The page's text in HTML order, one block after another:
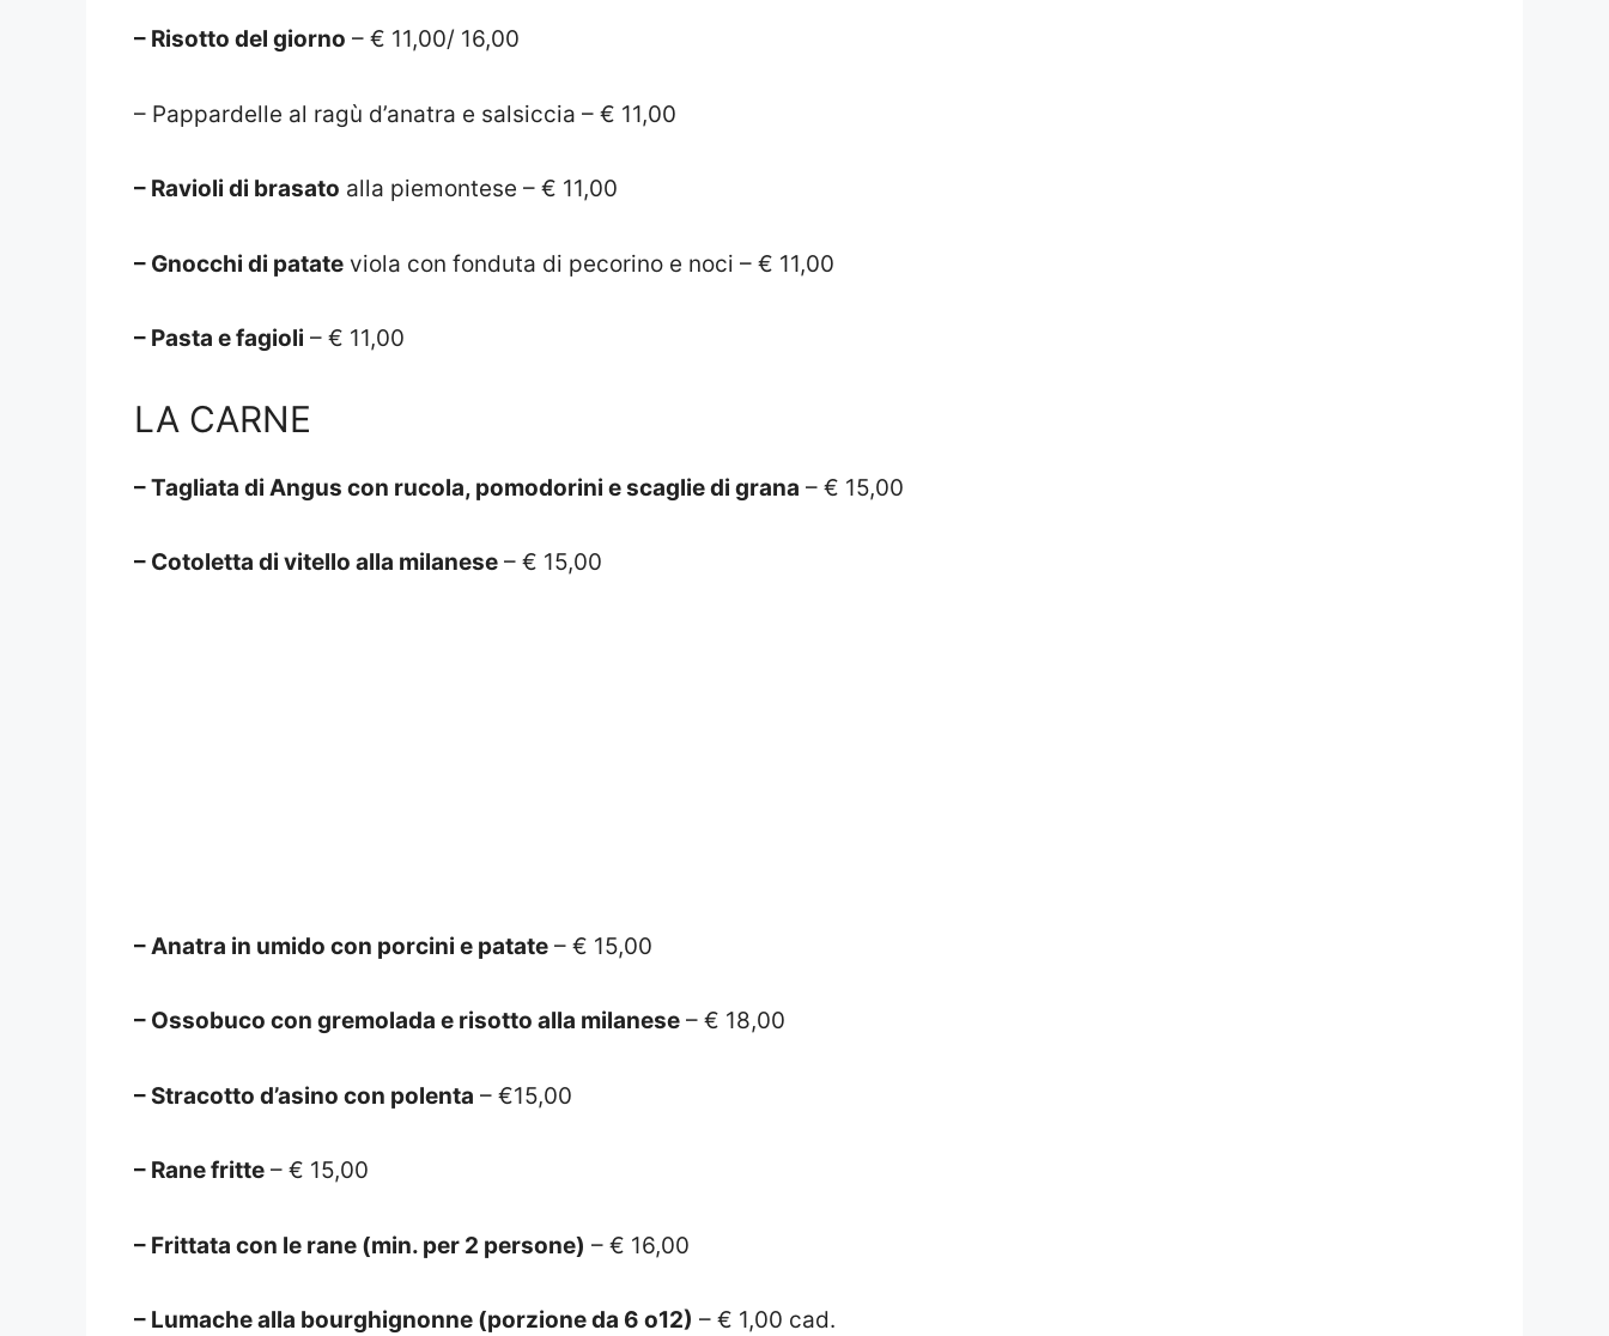
– Risotto del giorno – € 11,00/ 16,00
– Pappardelle al ragù d’anatra e salsiccia – € 11,00
– Ravioli di brasato alla piemontese – € 11,00
– Gnocchi di patate viola con fonduta di pecorino e noci – € 11,00
– Pasta e fagioli – € 11,00
LA CARNE
– Tagliata di Angus con rucola, pomodorini e scaglie di grana – € 15,00
– Cotoletta di vitello alla milanese – € 15,00
– Anatra in umido con porcini e patate – € 15,00
– Ossobuco con gremolada e risotto alla milanese – € 18,00
– Stracotto d’asino con polenta – €15,00
– Rane fritte – € 15,00
– Frittata con le rane (min. per 2 persone) – € 16,00
– Lumache alla bourghignonne (porzione da 6 o12) – € 1,00 cad.